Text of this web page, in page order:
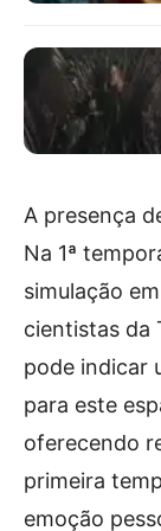
A presença
Na 1ª
simulação
cientistas da
pode indicar
para este
oferecendo
primeira
emoção